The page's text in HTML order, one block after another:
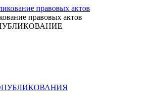
правовых актов